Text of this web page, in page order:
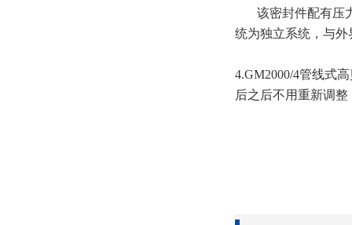
该密封件配有压
统为独立系统，与
4.GM2000/4管线式
后之后不用重新调